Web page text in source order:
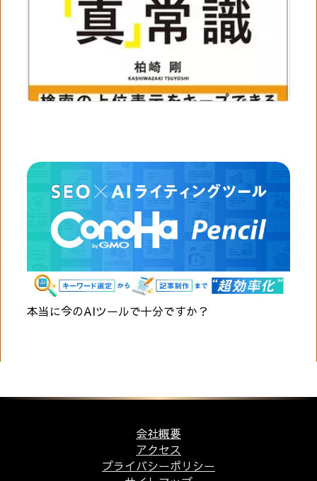
本当に今のAIツールで十分ですか？
会社概要
アクセス
プライバシーポリシー